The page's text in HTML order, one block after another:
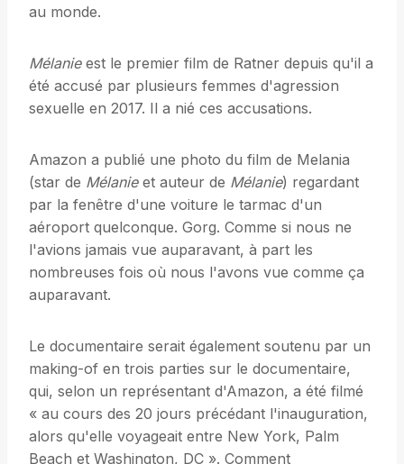
au monde.
Mélanieest le premier film de Ratner depuis qu'il a
été accusé par plusieurs femmes d'agression
sexuelle en 2017. Il a nié ces accusations.
Amazon a publié une photo du film de Melania
(star de Mélanieet auteur de Mélanie) regardant
par la fenêtre d'une voiture le tarmac d'un
aéroport quelconque. Gorg. Comme si nous ne
l'avions jamais vue auparavant, à part les
nombreuses fois où nous l'avons vue comme ça
auparavant.
Le documentaire serait également soutenu par un
making-of en trois parties sur le documentaire,
qui, selon un représentant d'Amazon, a été filmé
« au cours des 20 jours précédant l'inauguration,
alors qu'elle voyageait entre New York, Palm
Beach et Washington, DC ». Comment